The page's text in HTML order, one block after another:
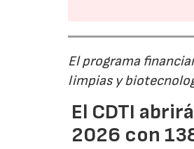
El programa
limpias y
El CDTI
2026 con